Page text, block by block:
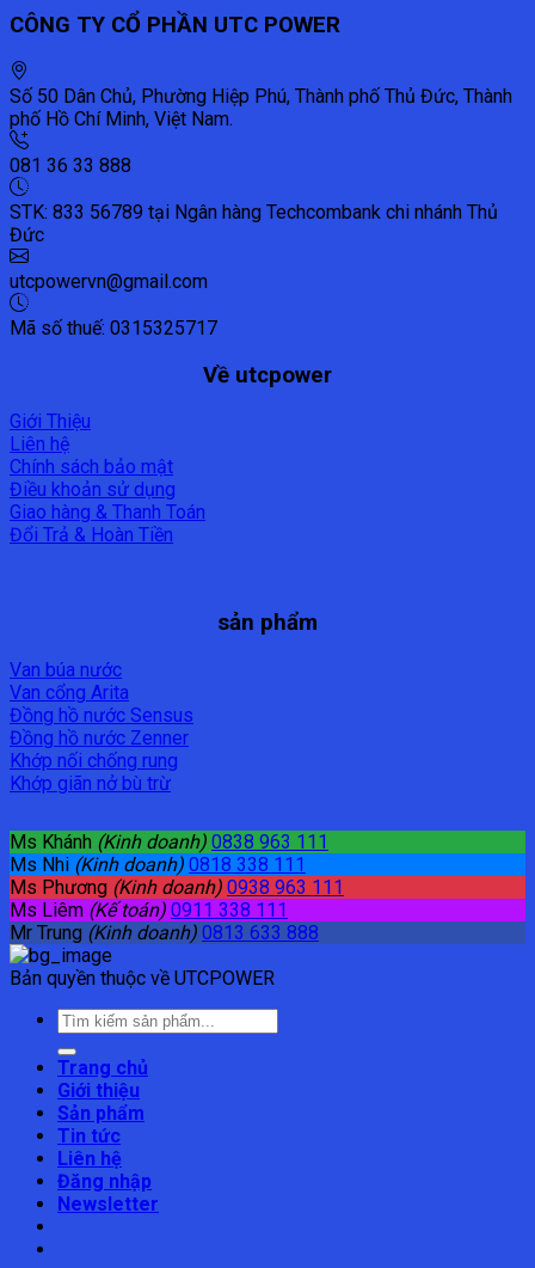
CÔNG TY CỔ PHẦN UTC POWER
Số 50 Dân Chủ, Phường Hiệp Phú, Thành phố Thủ Đức, Thành
phố Hồ Chí Minh, Việt Nam.
081 36 33 888
STK: 833 56789 tại Ngân hàng Techcombank chi nhánh Thủ
Đức
utcpowervn@gmail.com
Mã số thuế: 0315325717
Về utcpower
Giới Thiệu
Liên hệ
Chính sách bảo mật
Điều khoản sử dụng
Giao hàng & Thanh Toán
Đổi Trả & Hoàn Tiền
sản phẩm
Van búa nước
Van cổng Arita
Đồng hồ nước Sensus
Đồng hồ nước Zenner
Khớp nối chống rung
Khớp giãn nở bù trừ
Ms Khánh (Kinh doanh) 0838 963 111
Ms Nhi (Kinh doanh) 0818 338 111
Ms Phương (Kinh doanh) 0938 963 111
Ms Liêm (Kế toán) 0911 338 111
Mr Trung (Kinh doanh) 0813 633 888
Bản quyền thuộc về UTCPOWER
Tìm
kiếm:
Trang chủ
Giới thiệu
Sản phẩm
Tin tức
Liên hệ
Đăng nhập
Newsletter